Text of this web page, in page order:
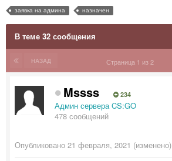
заявка на админа назначен
В теме 32 сообщения
НАЗАД Страница 1 из 2
Mssss 234
Админ сервера CS:GO
478 сообщений
Опубликовано 21 февраля, 2021 (изменено)